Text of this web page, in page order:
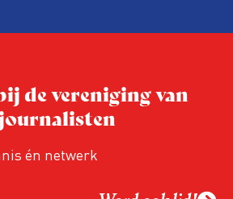
de vereniging van
én netwerk